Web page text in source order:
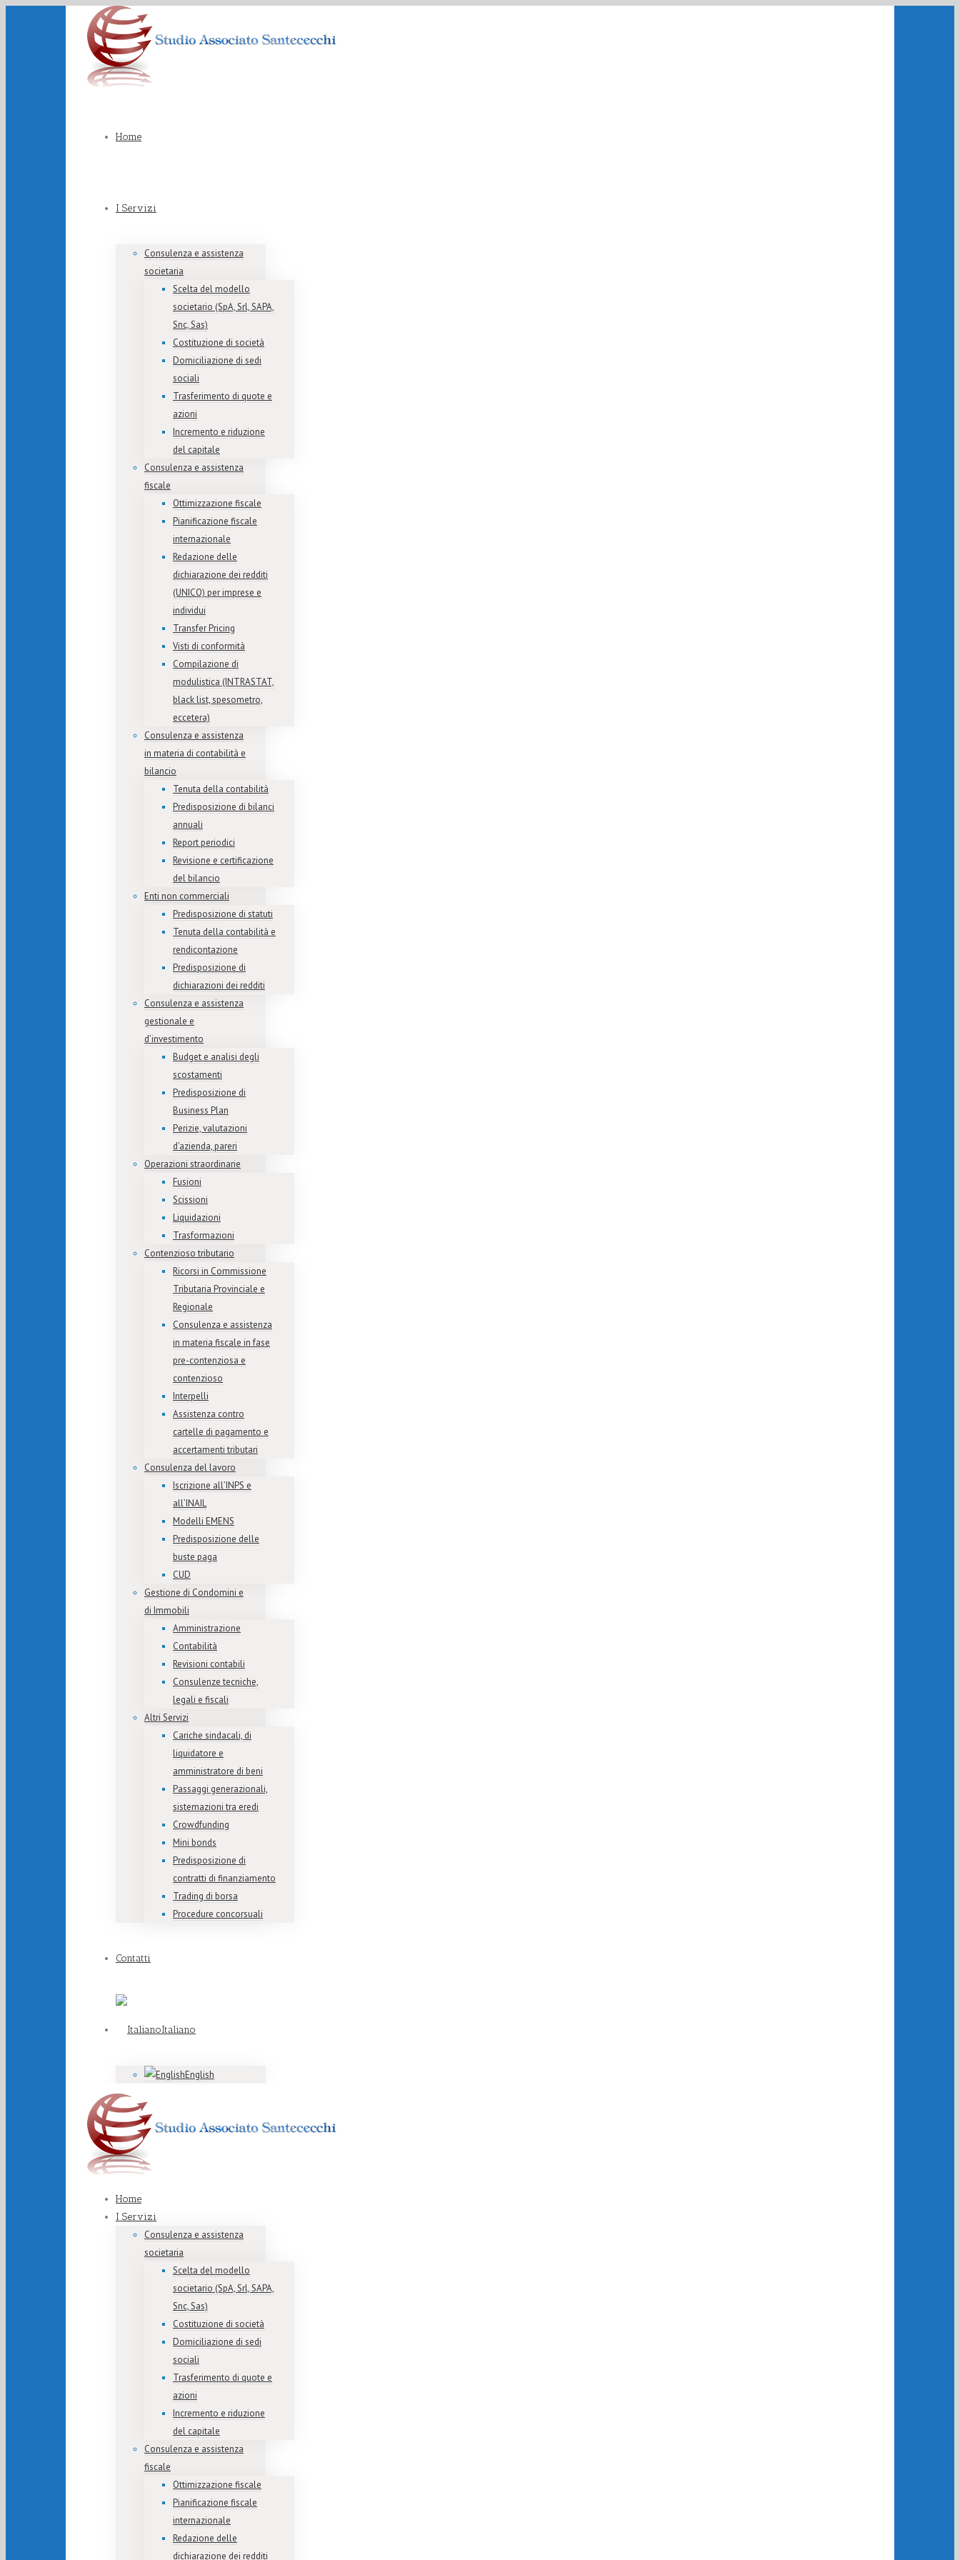
Home
I Servizi
Consulenza e assistenza
societaria
Scelta del modello
societario (SpA, Srl, SAPA,
Snc, Sas)
Costituzione di società
Domiciliazione di sedi
sociali
Trasferimento di quote e
azioni
Incremento e riduzione
del capitale
Consulenza e assistenza
fiscale
Ottimizzazione fiscale
Pianificazione fiscale
internazionale
Redazione delle
dichiarazione dei redditi
(UNICO) per imprese e
individui
Transfer Pricing
Visti di conformità
Compilazione di
modulistica (INTRASTAT,
black list, spesometro,
eccetera)
Consulenza e assistenza
in materia di contabilità e
bilancio
Tenuta della contabilità
Predisposizione di bilanci
annuali
Report periodici
Revisione e certificazione
del bilancio
Enti non commerciali
Predisposizione di statuti
Tenuta della contabilità e
rendicontazione
Predisposizione di
dichiarazioni dei redditi
Consulenza e assistenza
gestionale e
d’investimento
Budget e analisi degli
scostamenti
Predisposizione di
Business Plan
Perizie, valutazioni
d’azienda, pareri
Operazioni straordinarie
Fusioni
Scissioni
Liquidazioni
Trasformazioni
Contenzioso tributario
Ricorsi in Commissione
Tributaria Provinciale e
Regionale
Consulenza e assistenza
in materia fiscale in fase
pre-contenziosa e
contenzioso
Interpelli
Assistenza contro
cartelle di pagamento e
accertamenti tributari
Consulenza del lavoro
Iscrizione all’INPS e
all’INAIL
Modelli EMENS
Predisposizione delle
buste paga
CUD
Gestione di Condomini e
di Immobili
Amministrazione
Contabilità
Revisioni contabili
Consulenze tecniche,
legali e fiscali
Altri Servizi
Cariche sindacali, di
liquidatore e
amministratore di beni
Passaggi generazionali,
sistemazioni tra eredi
Crowdfunding
Mini bonds
Predisposizione di
contratti di finanziamento
Trading di borsa
Procedure concorsuali
Contatti
Italiano
English
Home
I Servizi
Consulenza e assistenza
societaria
Scelta del modello
societario (SpA, Srl, SAPA,
Snc, Sas)
Costituzione di società
Domiciliazione di sedi
sociali
Trasferimento di quote e
azioni
Incremento e riduzione
del capitale
Consulenza e assistenza
fiscale
Ottimizzazione fiscale
Pianificazione fiscale
internazionale
Redazione delle
dichiarazione dei redditi